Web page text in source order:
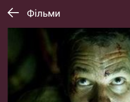
Фільми